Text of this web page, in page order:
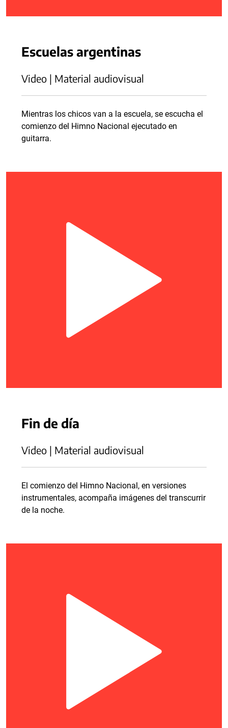
Escuelas argentinas
Video | Material audiovisual
Mientras los chicos van a la escuela, se escucha el
comienzo del Himno Nacional ejecutado en
guitarra.
Fin de día
Video | Material audiovisual
El comienzo del Himno Nacional, en versiones
instrumentales, acompaña imágenes del transcurrir
de la noche.